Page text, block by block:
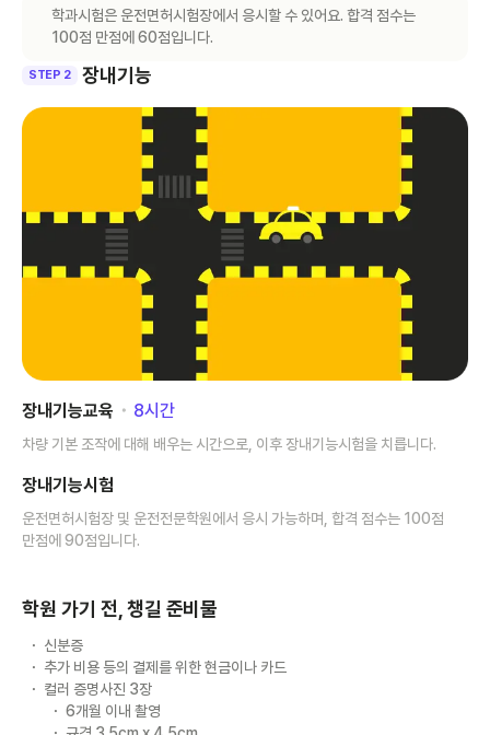
학과시험은 운전면허시험장에서 응시할 수 있어요. 합격 점수는
100점 만점에 60점입니다.
STEP 2 장내기능
장내기능교육 ･ 8시간
차량 기본 조작에 대해 배우는 시간으로, 이후 장내기능시험을 치릅니다.
장내기능시험
운전면허시험장 및 운전전문학원에서 응시 가능하며, 합격 점수는 100점
만점에 90점입니다.
학원 가기 전, 챙길 준비물
신분증
추가 비용 등의 결제를 위한 현금이나 카드
컬러 증명사진 3장
6개월 이내 촬영